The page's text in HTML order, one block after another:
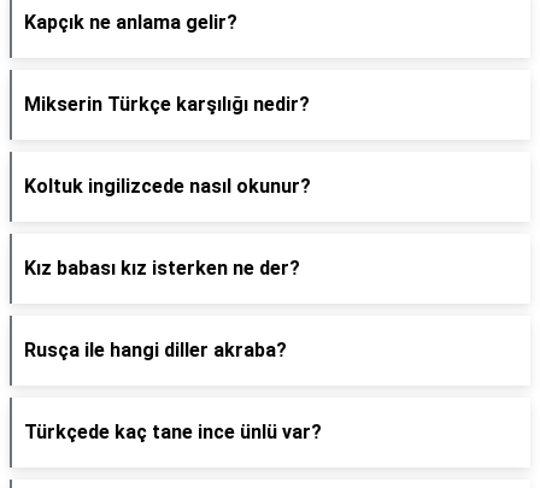
Kapçık ne anlama gelir?
Mikserin Türkçe karşılığı nedir?
Koltuk ingilizcede nasıl okunur?
Kız babası kız isterken ne der?
Rusça ile hangi diller akraba?
Türkçede kaç tane ince ünlü var?